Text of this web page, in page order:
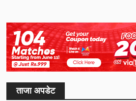
ताजा अपडेट